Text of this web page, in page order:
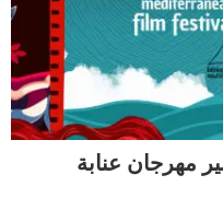
مهرجان عنابة